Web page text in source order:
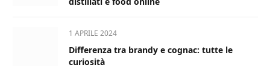
1 APRILE 2024
Differenza tra brandy e cognac: tutte le
curiosità